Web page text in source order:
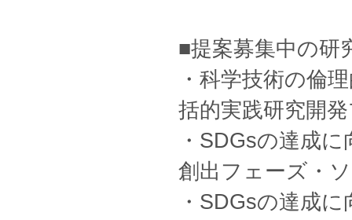
■提案募集中の研
・科学技術の倫
括的実践研究開
・SDGsの達成
創出フェーズ・
・SDGsの達成